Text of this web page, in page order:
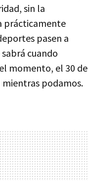
sin la
prácticamente
pasen a
cuando
momento, el 30 de
mientras podamos.